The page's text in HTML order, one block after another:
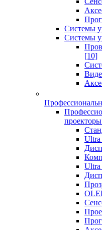
Системы
Системы
[10]
Ultra